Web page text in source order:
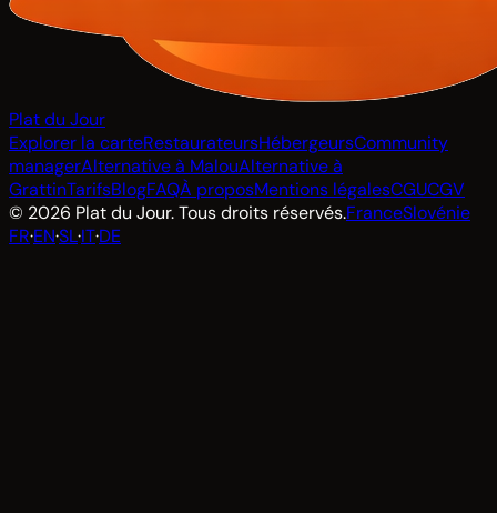
Plat du Jour
Explorer la carteRestaurateursHébergeursCommunity
managerAlternative à MalouAlternative à
GrattinTarifsBlogFAQÀ proposMentions légalesCGUCGV
© 2026 Plat du Jour. Tous droits réservés.FranceSlovénie
FR·EN·SL·IT·DE